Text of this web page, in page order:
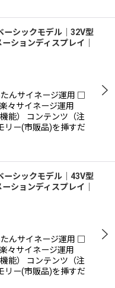
シックモデル｜32V型
ションディスプレイ｜
んサイネージ運用 □
々サイネージ運用
能） コンテンツ（注
リー(市販品)を挿すだ
シックモデル｜43V型
ションディスプレイ｜
んサイネージ運用 □
々サイネージ運用
能） コンテンツ（注
リー(市販品)を挿すだ